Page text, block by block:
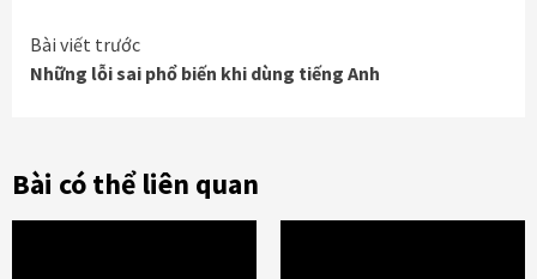
Continue
Reading
Bài viết trước
Những lỗi sai phổ biến khi dùng tiếng Anh
Bài có thể liên quan